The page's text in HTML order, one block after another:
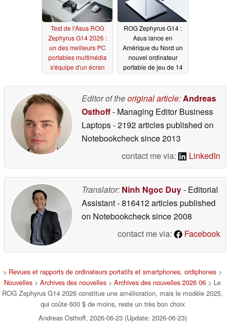
Test de l'Asus ROG
Zephyrus G14 2026 :
un des meilleurs PC
portables multimédia
s'équipe d'un écran
ROG Zephyrus G14 :
Asus lance en
Amérique du Nord un
nouvel ordinateur
portable de jeu de 14
Editor of theoriginal article: Andreas
Osthoff- Managing Editor Business
Laptops- 2192 articles published on
Notebookchecksince 2013
contact me via:
LinkedIn
Translator: Ninh Ngoc Duy- Editorial
Assistant- 816412 articles published
on Notebookchecksince 2008
contact me via:
Facebook
> Revues et rapports de ordinateurs portatifs et smartphones, ordiphones >
Nouvelles > Archives des nouvelles > Archives des nouvelles 2026 06 > Le
ROG Zephyrus G14 2026 constitue une amélioration, mais le modèle 2025,
qui coûte 600 $ de moins, reste un très bon choix
Andreas Osthoff, 2026-06-23 (Update: 2026-06-23)